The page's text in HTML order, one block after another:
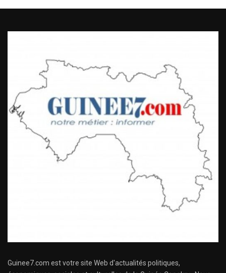
Guinee7.com est votre site Web d'actualités politiques,